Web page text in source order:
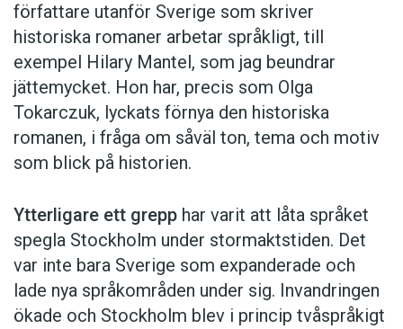
författare utanför Sverige som skriver
historiska romaner arbetar språkligt, till
exempel Hilary Mantel, som jag beundrar
jättemycket. Hon har, precis som Olga
Tokarczuk, lyckats förnya den historiska
romanen, i fråga om såväl ton, tema och motiv
som blick på historien.
Ytterligare ett grepp har varit att låta språket
spegla Stockholm under stormaktstiden. Det
var inte bara Sverige som expanderade och
lade nya språkområden under sig. Invandringen
ökade och Stockholm blev i princip tvåspråkigt